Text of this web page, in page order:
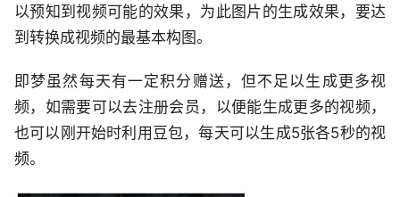
以预知到视频可能的效果，为此图片的生成效果，要达
到转换成视频的最基本构图。
即梦虽然每天有一定积分赠送，但不足以生成更多视
频，如需要可以去注册会员，以便能生成更多的视频，
也可以刚开始时利用豆包，每天可以生成5张各5秒的视
频。